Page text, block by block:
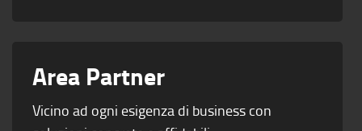
Area Partner
Vicino ad ogni esigenza di business con